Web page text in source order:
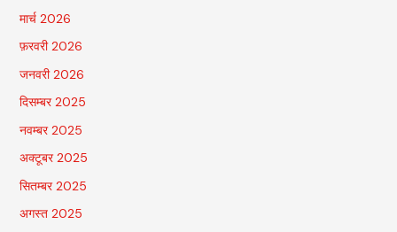
मार्च 2026
फ़रवरी 2026
जनवरी 2026
दिसम्बर 2025
नवम्बर 2025
अक्टूबर 2025
सितम्बर 2025
अगस्त 2025